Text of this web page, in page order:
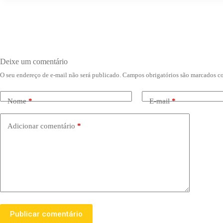
Deixe um comentário
O seu endereço de e-mail não será publicado. Campos obrigatórios são marcados
Nome* E-mail*
Adicionar comentário *
Publicar comentário